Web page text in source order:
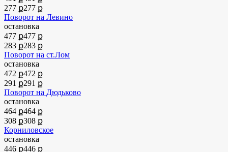
277 ք277 ք
Поворот на Левино
остановка
477 ք477 ք
283 ք283 ք
Поворот на ст.Лом
остановка
472 ք472 ք
291 ք291 ք
Поворот на Дюдьково
остановка
464 ք464 ք
308 ք308 ք
Корниловское
остановка
446 ք446 ք